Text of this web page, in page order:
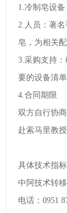
1.冷制皂设备
2.人员：著
皂，为相关
3.采购支持
要的设备清单
4.合同期限
双方自行协商
赴索马里教
具体技术指
中阿技术转
电话：0951